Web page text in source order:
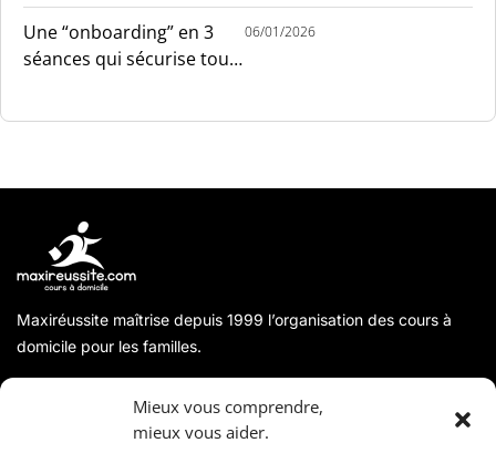
Mieux vous comprendre,
mieux vous aider.
Une “onboarding” en 3
séances qui sécurise tout
06/01/2026
Maxiréussite maîtrise depuis 1999 l’organisation des cours à
domicile pour les familles.